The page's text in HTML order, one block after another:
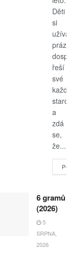
Děti
si
užívají
řeší
své
a
zdá
se,
že...
6 gramů
(2026)
5
SRPNA,
2026